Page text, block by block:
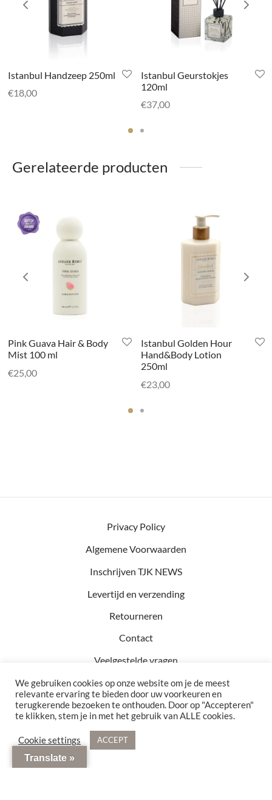
Istanbul Handzeep 250ml
€18,00
Istanbul Geurstokjes
120ml
€37,00
Gerelateerde producten
Pink Guava Hair & Body
Mist 100 ml
€25,00
Istanbul Golden Hour
Hand&Body Lotion
250ml
€23,00
Privacy Policy
Algemene Voorwaarden
Inschrijven TJK NEWS
Levertijd en verzending
Retourneren
Contact
Veelgestelde vragen
Kvk: 81457782
BTW: NL002990154B76
Bezoekadres: Hof 15 5571 CA Bergeijk
© 2021 - 2026 TJK Interior. Alle rechten voorbehouden
We gebruiken cookies op onze website om je de meest
relevante ervaring te bieden door uw voorkeuren en
terugkerende bezoeken te onthouden. Door op "Accepteren"
te klikken, stem je in met het gebruik van ALLE cookies.
Cookie settings ACCEPT
Translate »